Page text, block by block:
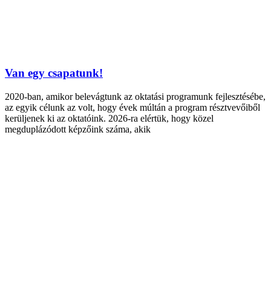
Van egy csapatunk!
2020-ban, amikor belevágtunk az oktatási programunk fejlesztésébe,
az egyik célunk az volt, hogy évek múltán a program résztvevőiből
kerüljenek ki az oktatóink. 2026-ra elértük, hogy közel
megduplázódott képzőink száma, akik